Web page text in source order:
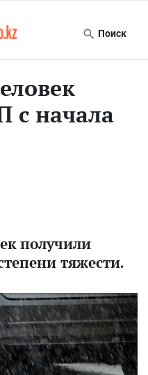
Поиск
с начала
получили
тяжести.